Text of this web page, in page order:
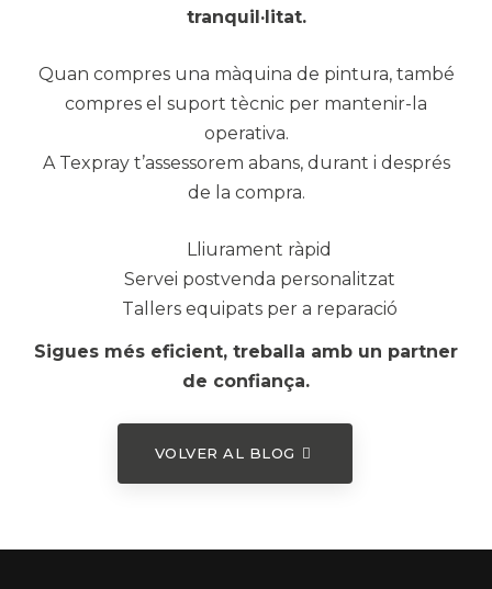
tranquil·litat.
Quan compres una màquina de pintura, també
compres el suport tècnic per mantenir-la
operativa.
A Texpray t’assessorem abans, durant i després
de la compra.
Lliurament ràpid
Servei postvenda personalitzat
Tallers equipats per a reparació
Sigues més eficient, treballa amb un partner
de confiança.
VOLVER AL BLOG